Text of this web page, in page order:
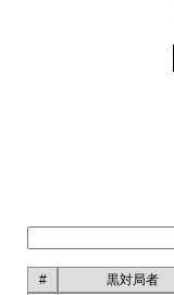
# 黒対局者